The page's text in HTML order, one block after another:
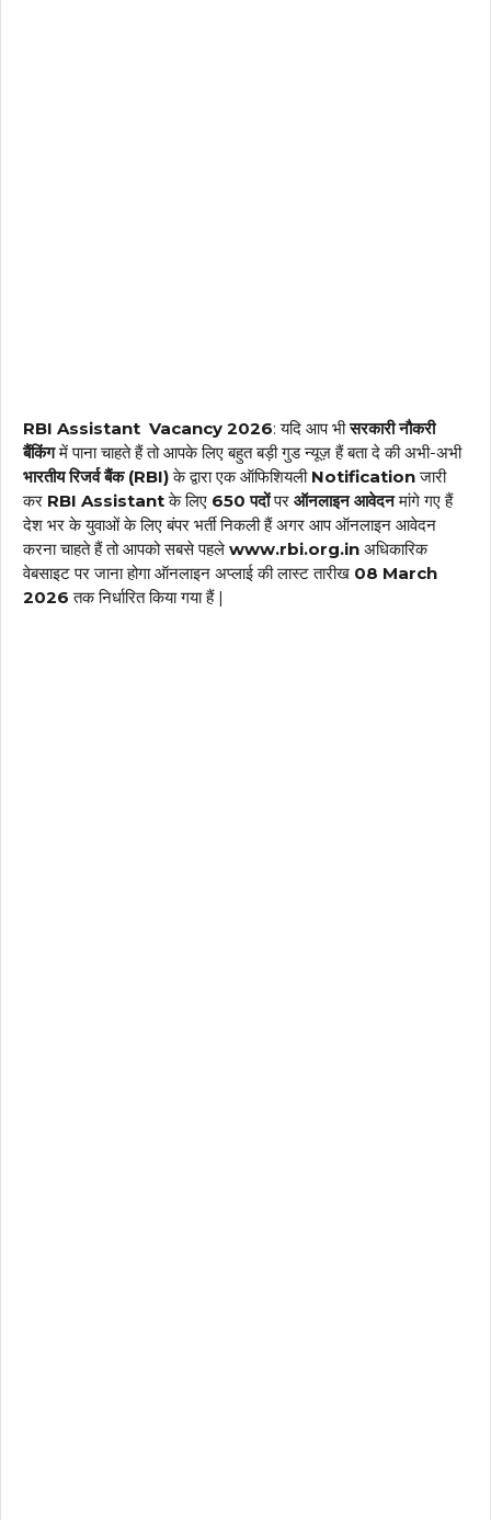
RBI Assistant Vacancy 2026: यदि आप भीसरकारी नौकरी
बैंकिंगमें पाना चाहते हैं तो आपके लिए बहुत बड़ी गुड न्यूज़ हैं बता दे की अभी-अभी
भारतीय रिजर्व बैंक (RBI)के द्वारा एक ऑफिशियली Notificationजारी
कर RBI Assistantके लिए 650 पदोंपर ऑनलाइन आवेदनमांगे गए हैं
देश भर के युवाओं के लिए बंपर भर्ती निकली हैं अगर आप ऑनलाइन आवेदन
करना चाहते हैं तो आपको सबसे पहले www.rbi.org.in अधिकारिक
वेबसाइट पर जाना होगा ऑनलाइन अप्लाई की लास्ट तारीख 08 March
2026 तक निर्धारित किया गया हैं |